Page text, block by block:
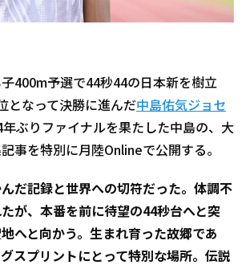
400m予選で44秒44の日本新を樹立
となって決勝に進んだ中島佑気ジョセ
年ぶりファイナルを果たした中島の、大
事を特別に月陸Onlineで公開する。
だ記録と世界への切符だった。体調不
が、本番を前に待望の44秒台へと突
へと向かう。生まれ育った故郷であ
スプリントにとって特別な場所。伝説